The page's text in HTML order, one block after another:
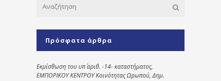
Πρόσφατα άρθρα
Εκμίσθωση του υπ΄ αριθ. -14- καταστήματος,
ΕΜΠΟΡΙΚΟΥ ΚΕΝΤΡΟΥ Κοινότητας Ωρωπού, Δημ.